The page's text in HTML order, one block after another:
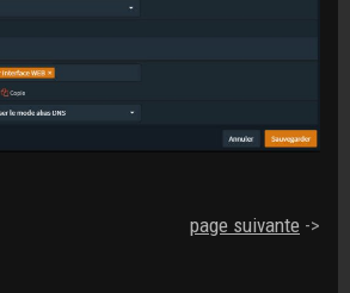
page suivante ->